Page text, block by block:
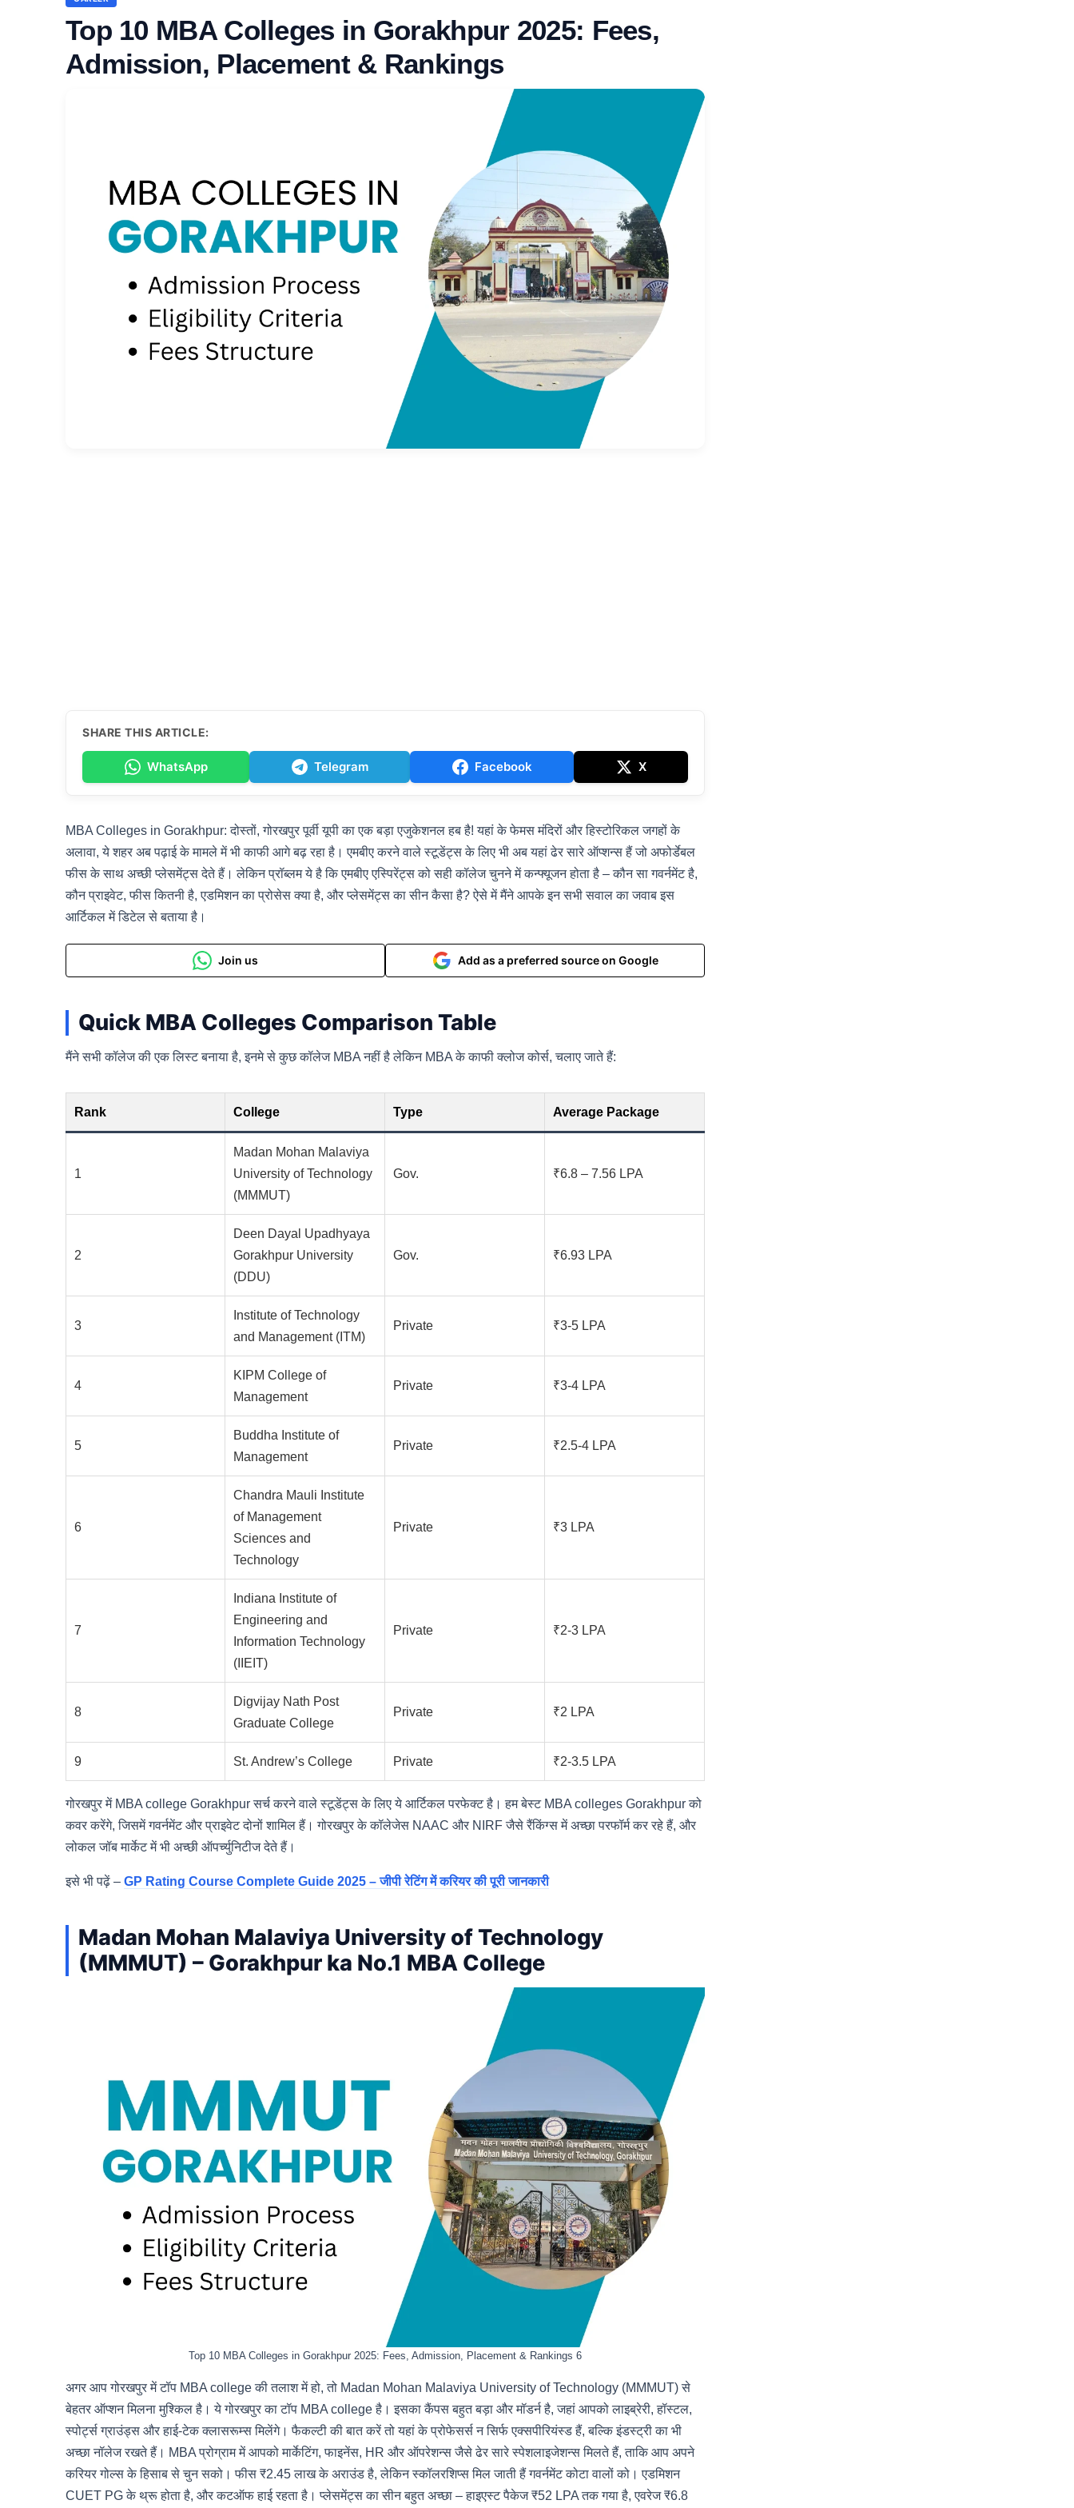
Top 10 MBA Colleges in Gorakhpur 2025: Fees,
Admission, Placement & Rankings
SHARE THIS ARTICLE:
WhatsApp Telegram Facebook X
MBA Colleges in Gorakhpur: दोस्तों, गोरखपुर पूर्वी यूपी का एक बड़ा एजुकेशनल हब है! यहां के फेमस मंदिरों और हिस्टोरिकल जगहों के
अलावा, ये शहर अब पढ़ाई के मामले में भी काफी आगे बढ़ रहा है। एमबीए करने वाले स्टूडेंट्स के लिए भी अब यहां ढेर सारे ऑप्शन्स हैं जो अफोर्डेबल
फीस के साथ अच्छी प्लेसमेंट्स देते हैं। लेकिन प्रॉब्लम ये है कि एमबीए एस्पिरेंट्स को सही कॉलेज चुनने में कन्फ्यूजन होता है – कौन सा गवर्नमेंट है,
कौन प्राइवेट, फीस कितनी है, एडमिशन का प्रोसेस क्या है, और प्लेसमेंट्स का सीन कैसा है? ऐसे में मैंने आपके इन सभी सवाल का जवाब इस
आर्टिकल में डिटेल से बताया है।
Join us Add as a preferred source on Google
Quick MBA Colleges Comparison Table
मैंने सभी कॉलेज की एक लिस्ट बनाया है, इनमे से कुछ कॉलेज MBA नहीं है लेकिन MBA के काफी क्लोज कोर्स, चलाए जाते हैं:
Rank College Type Average Package
1
Madan Mohan Malaviya
University of Technology
(MMMUT)
Gov. ₹6.8 – 7.56 LPA
2
Deen Dayal Upadhyaya
Gorakhpur University
(DDU)
Gov. ₹6.93 LPA
3
Institute of Technology
and Management (ITM)
Private ₹3-5 LPA
4
KIPM College of
Management
Private ₹3-4 LPA
5
Buddha Institute of
Management
Private ₹2.5-4 LPA
6
Chandra Mauli Institute
of Management
Sciences and
Technology
Private ₹3 LPA
7
Indiana Institute of
Engineering and
Information Technology
(IIEIT)
Private ₹2-3 LPA
8
Digvijay Nath Post
Graduate College
Private ₹2 LPA
9 St. Andrew’s College Private ₹2-3.5 LPA
गोरखपुर में MBA college Gorakhpur सर्च करने वाले स्टूडेंट्स के लिए ये आर्टिकल परफेक्ट है। हम बेस्ट MBA colleges Gorakhpur को
कवर करेंगे, जिसमें गवर्नमेंट और प्राइवेट दोनों शामिल हैं। गोरखपुर के कॉलेजेस NAAC और NIRF जैसे रैंकिंग्स में अच्छा परफॉर्म कर रहे हैं, और
लोकल जॉब मार्केट में भी अच्छी ऑपर्च्युनिटीज देते हैं।
इसे भी पढ़ें – GP Rating Course Complete Guide 2025 – जीपी रेटिंग में करियर की पूरी जानकारी
Madan Mohan Malaviya University of Technology
(MMMUT) – Gorakhpur ka No.1 MBA College
Top 10 MBA Colleges in Gorakhpur 2025: Fees, Admission, Placement & Rankings 6
अगर आप गोरखपुर में टॉप MBA college की तलाश में हो, तो Madan Mohan Malaviya University of Technology (MMMUT) से
बेहतर ऑप्शन मिलना मुश्किल है। ये गोरखपुर का टॉप MBA college है। इसका कैंपस बहुत बड़ा और मॉडर्न है, जहां आपको लाइब्रेरी, हॉस्टल,
स्पोर्ट्स ग्राउंड्स और हाई-टेक क्लासरूम्स मिलेंगे। फैकल्टी की बात करें तो यहां के प्रोफेसर्स न सिर्फ एक्सपीरियंस्ड हैं, बल्कि इंडस्ट्री का भी
अच्छा नॉलेज रखते हैं। MBA प्रोग्राम में आपको मार्केटिंग, फाइनेंस, HR और ऑपरेशन्स जैसे ढेर सारे स्पेशलाइजेशन्स मिलते हैं, ताकि आप अपने
करियर गोल्स के हिसाब से चुन सको। फीस ₹2.45 लाख के अराउंड है, लेकिन स्कॉलरशिप्स मिल जाती हैं गवर्नमेंट कोटा वालों को। एडमिशन
CUET PG के थ्रू होता है, और कटऑफ हाई रहता है। प्लेसमेंट्स का सीन बहुत अच्छा – हाइएस्ट पैकेज ₹52 LPA तक गया है, एवरेज ₹6.8